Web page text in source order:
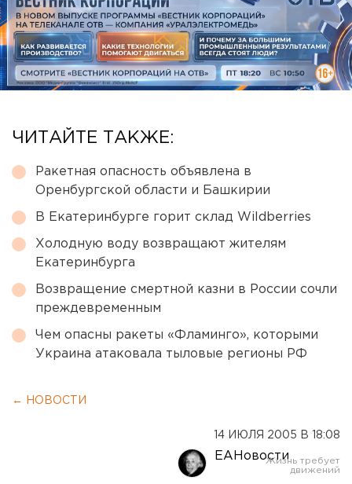
ЧИТАЙТЕ ТАКЖЕ:
Ракетная опасность объявлена в
Оренбургской области и Башкирии
В Екатеринбурге горит склад Wildberries
Холодную воду возвращают жителям
Екатеринбурга
Возвращение смертной казни в России сочли
преждевременным
Чем опасны ракеты «Фламинго», которыми
Украина атаковала тыловые регионы РФ
← НОВОСТИ
14 ИЮЛЯ 2005 В 18:08
ЕАНовости